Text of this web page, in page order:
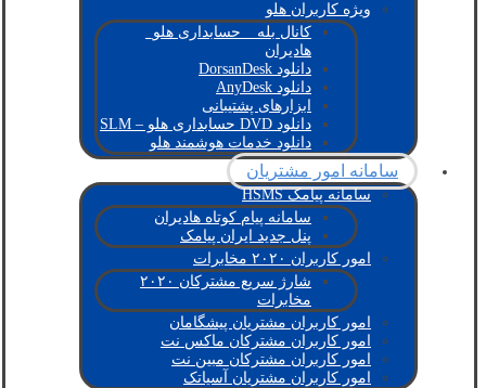
ویژه کاربران هلو
کانال بله _ حسابداری هلو_
هادیران
دانلود DorsanDesk
دانلود AnyDesk
ابزارهای پشتیبانی
دانلود DVD حسابداری هلو – SLM
دانلود خدمات هوشمند هلو
سامانه امور مشتریان
سامانه پیامک HSMS
سامانه پیام کوتاه هادیران
پنل جدید ایران پیامک
امور کاربران ۲۰۲۰ مخابرات
شارژ سریع مشترکان ۲۰۲۰
مخابرات
امور کاربران مشتریان پیشگامان
امور کاربران مشترکان ماکس نت
امور کاربران مشترکان مبین نت
امور کاربران مشتریان آسیاتک